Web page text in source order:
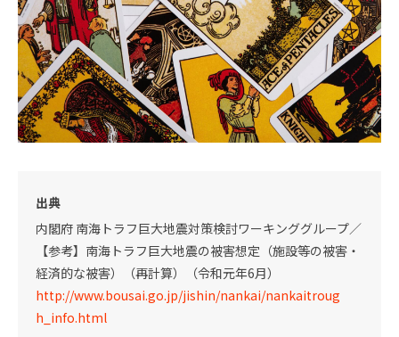
出典
内閣府 南海トラフ巨大地震対策検討ワーキンググループ／
【参考】南海トラフ巨大地震の被害想定（施設等の被害・
経済的な被害）（再計算）（令和元年6月）
http://www.bousai.go.jp/jishin/nankai/nankaitroug
h_info.html